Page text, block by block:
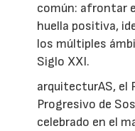
común: afrontar
huella positiva,
los múltiples
Siglo XXI.
arquitecturAS, el
Progresivo de
celebrado en el